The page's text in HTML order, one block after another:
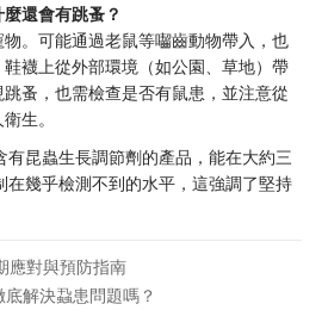
還會有跳蚤？
。可能通過老鼠等囓齒動物帶入，也
襪上從外部環境（如公園、草地）帶
蚤，也需檢查是否有鼠患，並注意從
生。
昆蟲生長調節劑的產品，能在大約三
在幾乎檢測不到的水平，這強調了堅持
應對與預防指南
解決蝨患問題嗎？